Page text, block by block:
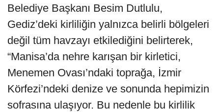
Belediye Başkanı Besim Dutlulu,
Gediz’deki kirliliğin yalnızca belirli bölgeleri
değil tüm havzayı etkilediğini belirterek,
“Manisa’da nehre karışan bir kirletici,
Menemen Ovası’ndaki toprağa, İzmir
Körfezi’ndeki denize ve sonunda hepimizin
sofrasına ulaşıyor. Bu nedenle bu kirlilik